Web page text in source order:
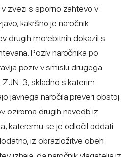
zvezi s sporno zahtevo v
kakršno je naročnik
drugih morebitnih dokazil s
Poziv naročnika po
poziv v smislu drugega
ZJN-3, skladno s katerim
javnega naročila preveri obstoj
oziroma drugih navedb iz
kateremu se je odločil oddati
iz obrazložitve obeh